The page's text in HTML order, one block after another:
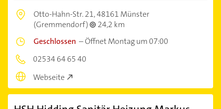
Otto-Hahn-Str. 21,48161 Münster
(Gremmendorf)
24,2 km
Geschlossen –Öffnet Montag um 07:00
02534 64 65 40
Webseite